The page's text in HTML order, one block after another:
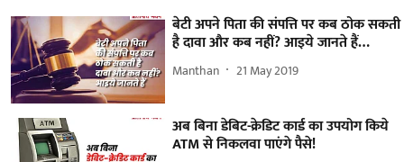
बेटी अपने पिता की संपत्ति पर कब ठोक सकती
है दावा और कब नहीं? आइये जानते हैं…
Manthan 21 May 2019
अब बिना डेबिट-क्रेडिट कार्ड का उपयोग किये
ATM से निकलवा पाएंगे पैसे!